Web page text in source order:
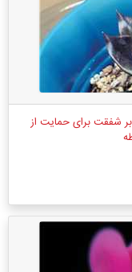
شفقت برای حمایت از